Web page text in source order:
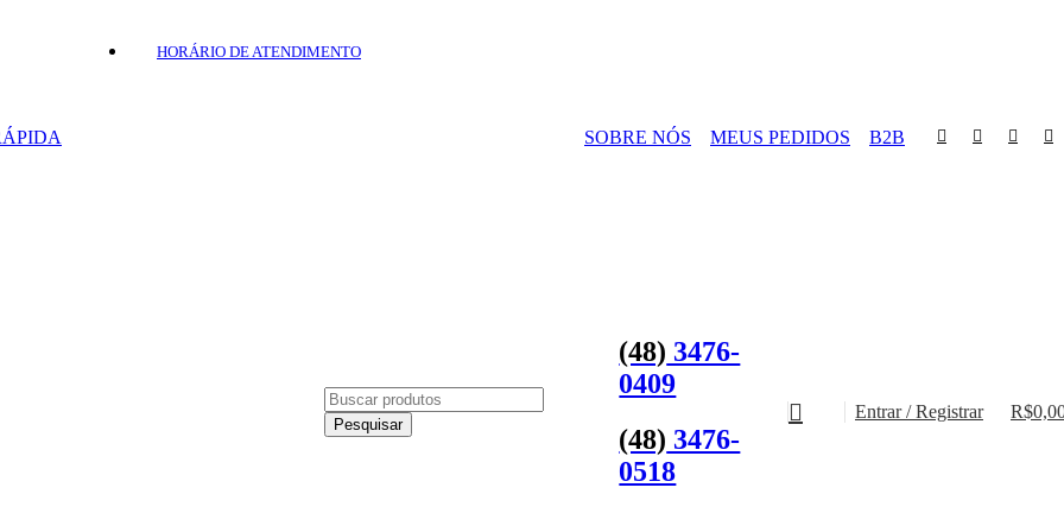
HORÁRIO DE ATENDIMENTO
SOBRE NÓS MEUS PEDIDOS B2B
Pesquisar
(48) 3476-
0409
(48) 3476-
0518
Entrar / Registrar R$